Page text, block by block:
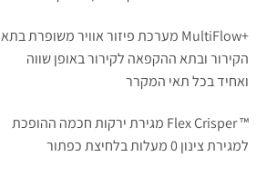
+MultiFlow מערכת פיזור אוויר משופרת בתא
הקירור ובתא ההקפאה לקירור באופן שווה
ואחיד בכל תאי המקרר
™ Flex Crisper מגירת ירקות חכמה ההופכת
למגירת צינון 0 מעלות בלחיצת כפתור